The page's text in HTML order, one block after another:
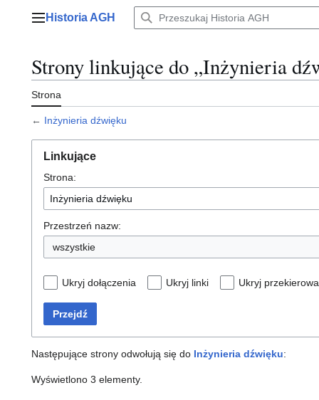
Menu główne
Historia AGH
Strony linkujące do „Inżynieria
Strona
← Inżynieria dźwięku
Linkujące
Strona:
Przestrzeń nazw:
wszystkie
Ukryj dołączenia Ukryj linki Ukryj
Przejdź
Następujące strony odwołują się do Inżynieria dźwięku:
Wyświetlono 3 elementy.